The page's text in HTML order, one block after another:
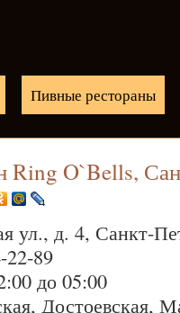
Пивные рестораны
Ring O`Bells,
ул., д. 4, Санкт-
22-89
до 05:00
Достоевская,